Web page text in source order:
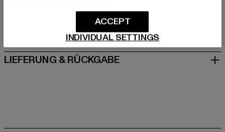
GRÖSSE & PASSFORM
PFLEGEHINWEISE
LIEFERUNG & RÜCKGABE
INDIVIDUAL SETTINGS
ACCEPT